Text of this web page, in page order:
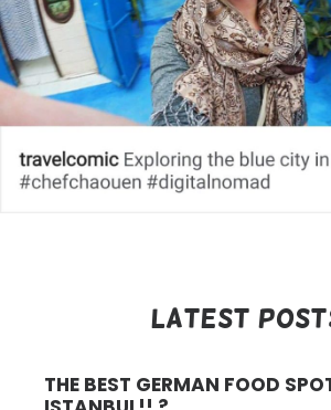
Latest
THE BEST GERMAN FOOD